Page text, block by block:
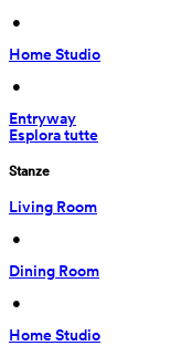
•
Home Studio
•
Entryway
Esplora tutte
Stanze
Living Room
•
Dining Room
•
Home Studio